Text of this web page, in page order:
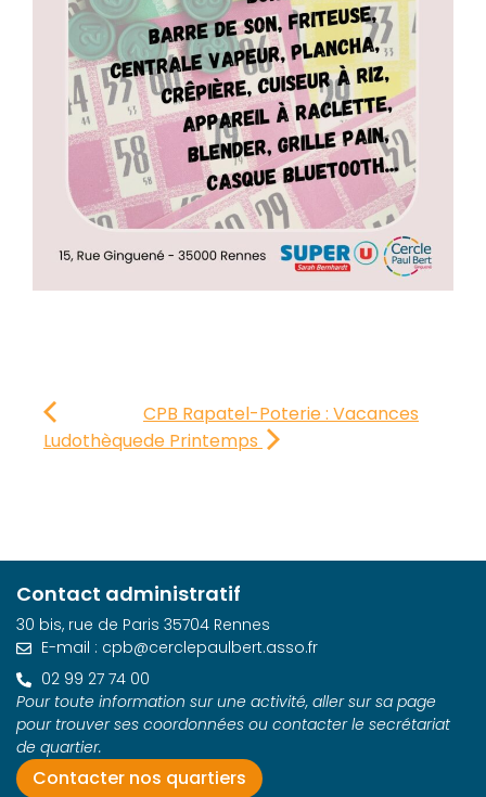
Ludothèque
CPB Rapatel-Poterie : Vacances
de Printemps
Contact administratif
30 bis, rue de Paris 35704 Rennes
E-mail : cpb@cerclepaulbert.asso.fr
02 99 27 74 00
Pour toute information sur une activité, aller sur sa page
pour trouver ses coordonnées ou contacter le secrétariat
de quartier.
Contacter nos quartiers